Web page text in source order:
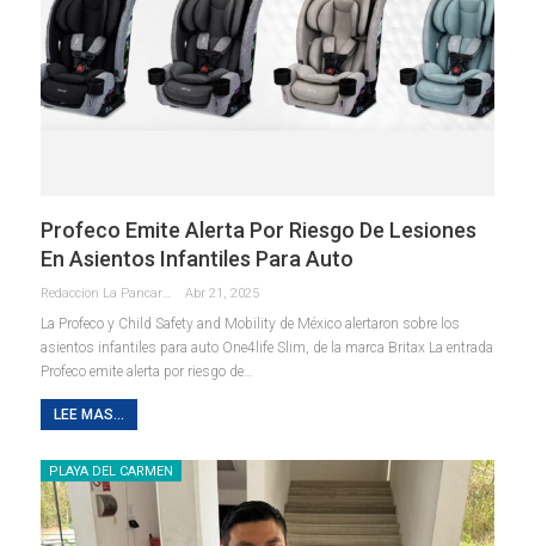
Profeco Emite Alerta Por Riesgo De Lesiones
En Asientos Infantiles Para Auto
Redaccion La Pancarta De Quintana Roo Abr 21, 2025
La Profeco y Child Safety and Mobility de México alertaron sobre los
asientos infantiles para auto One4life Slim, de la marca Britax La entrada
Profeco emite alerta por riesgo de…
LEE MAS...
PLAYA DEL CARMEN